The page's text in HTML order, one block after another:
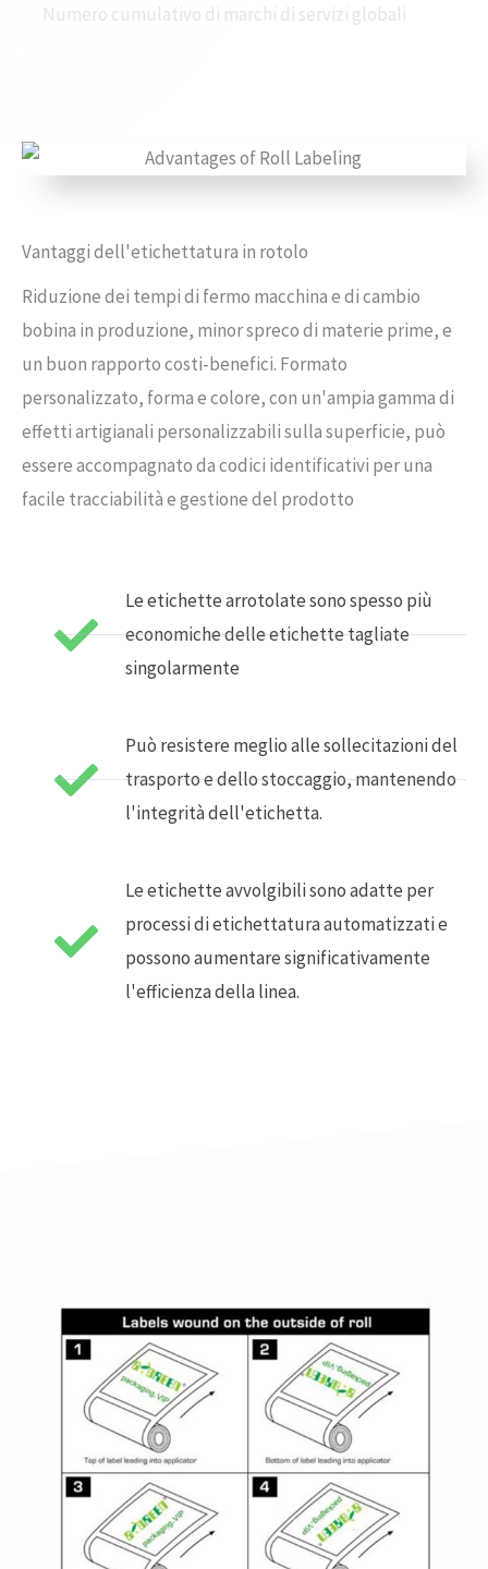
Numero cumulativo di marchi di servizi globali
Vantaggi dell'etichettatura in rotolo
Riduzione dei tempi di fermo macchina e di cambio
bobina in produzione, minor spreco di materie prime, e
un buon rapporto costi-benefici. Formato
personalizzato, forma e colore, con un'ampia gamma di
effetti artigianali personalizzabili sulla superficie, può
essere accompagnato da codici identificativi per una
facile tracciabilità e gestione del prodotto
Le etichette arrotolate sono spesso più
economiche delle etichette tagliate
singolarmente
Può resistere meglio alle sollecitazioni del
trasporto e dello stoccaggio, mantenendo
l'integrità dell'etichetta.
Le etichette avvolgibili sono adatte per
processi di etichettatura automatizzati e
possono aumentare significativamente
l'efficienza della linea.